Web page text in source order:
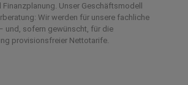
Finanzplanung. Unser Geschäftsmodell
Wir werden für unsere fachliche
und, sofern gewünscht, für die
provisionsfreier Nettotarife.